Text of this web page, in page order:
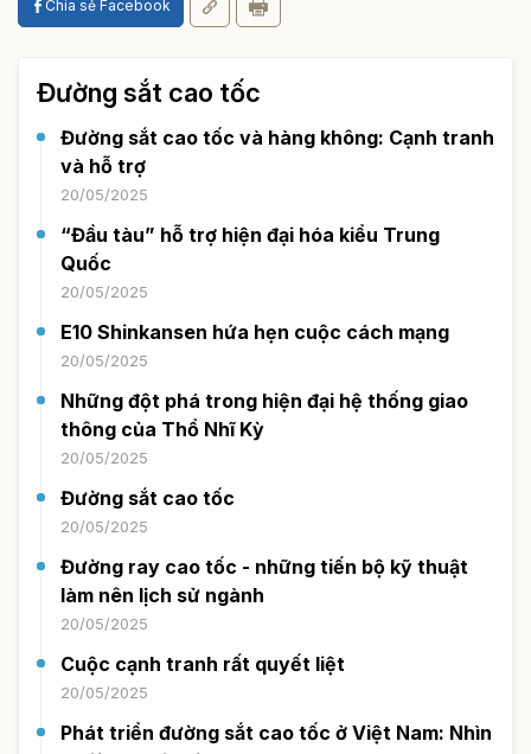
Chia sẻ Facebook
Đường sắt cao tốc
Đường sắt cao tốc và hàng không: Cạnh tranh
và hỗ trợ
20/05/2025
“Đầu tàu” hỗ trợ hiện đại hóa kiểu Trung
Quốc
20/05/2025
E10 Shinkansen hứa hẹn cuộc cách mạng
20/05/2025
Những đột phá trong hiện đại hệ thống giao
thông của Thổ Nhĩ Kỳ
20/05/2025
Đường sắt cao tốc
20/05/2025
Đường ray cao tốc - những tiến bộ kỹ thuật
làm nên lịch sử ngành
20/05/2025
Cuộc cạnh tranh rất quyết liệt
20/05/2025
Phát triển đường sắt cao tốc ở Việt Nam: Nhìn